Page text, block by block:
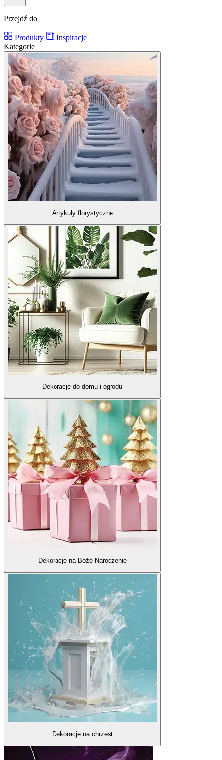
Przejdź do
Produkty
Inspiracje
Kategorie
Artykuły florystyczne
Dekoracje do domu i ogrodu
Dekoracje na Boże Narodzenie
Dekoracje na chrzest